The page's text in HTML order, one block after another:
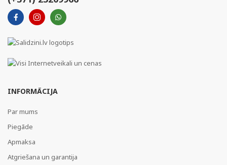
INFORMĀCIJA
Par mums
Piegāde
Apmaksa
Atgriešana un garantija